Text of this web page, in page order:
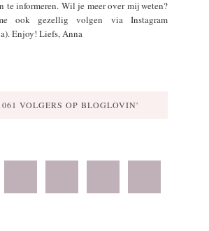
te informeren. Wil je meer over mij weten?
ook gezellig volgen via Instagram
Enjoy! Liefs, Anna
VOLGERS OP BLOGLOVIN'